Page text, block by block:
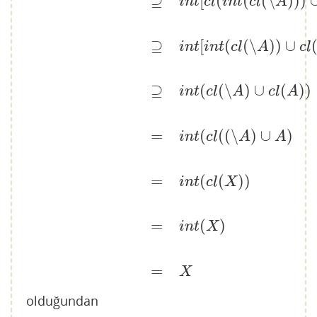
⊇
⊇
=
=
=
=
int[int(cl(∖A)) ∪ cl(
int(cl(∖A) ∪ cl(A))
int(cl((∖A) ∪ A)
int(cl(X))
int(X)
X
olduğundan